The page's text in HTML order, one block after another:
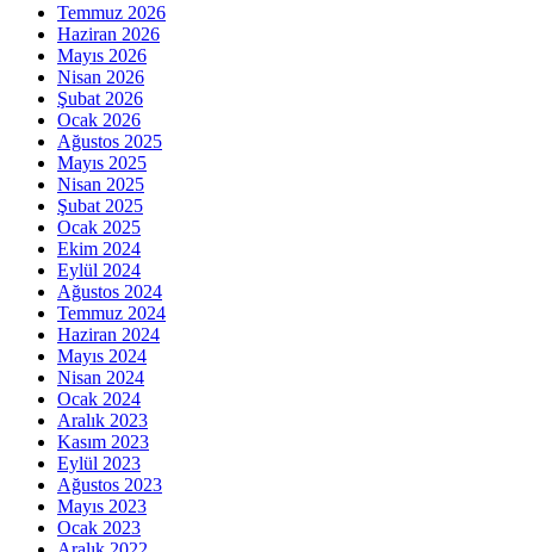
Temmuz 2026
Haziran 2026
Mayıs 2026
Nisan 2026
Şubat 2026
Ocak 2026
Ağustos 2025
Mayıs 2025
Nisan 2025
Şubat 2025
Ocak 2025
Ekim 2024
Eylül 2024
Ağustos 2024
Temmuz 2024
Haziran 2024
Mayıs 2024
Nisan 2024
Ocak 2024
Aralık 2023
Kasım 2023
Eylül 2023
Ağustos 2023
Mayıs 2023
Ocak 2023